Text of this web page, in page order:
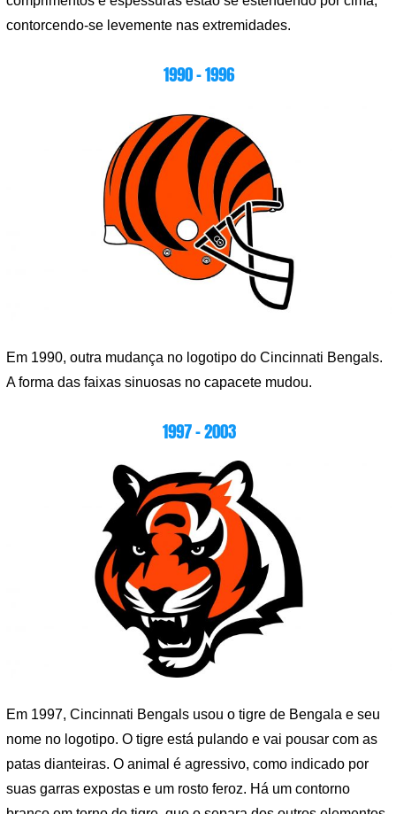
contorcendo-se levemente nas extremidades.
1990 – 1996
Em 1990, outra mudança no logotipo do Cincinnati Bengals.
A forma das faixas sinuosas no capacete mudou.
1997 – 2003
Em 1997, Cincinnati Bengals usou o tigre de Bengala e seu
nome no logotipo. O tigre está pulando e vai pousar com as
patas dianteiras. O animal é agressivo, como indicado por
suas garras expostas e um rosto feroz. Há um contorno